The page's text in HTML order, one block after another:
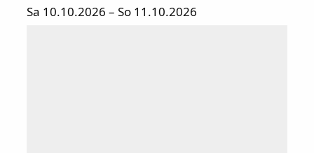
Sa 10.10.2026 – So 11.10.2026